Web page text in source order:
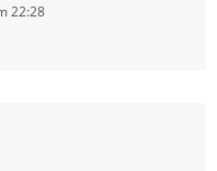
22:28